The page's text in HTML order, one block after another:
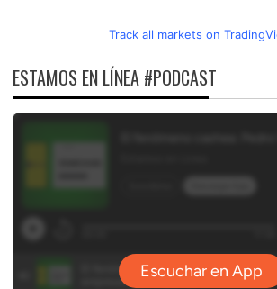
Track all markets on
ESTAMOS EN LÍNEA #PODCAST